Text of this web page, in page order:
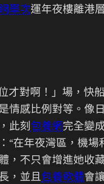
單次運年夜樓離港
才對啊！」場，快
情感比例對等。像
此刻包養網完全變
“在年夜灣區，機
，不只會增進她收
，並且包養軟體會